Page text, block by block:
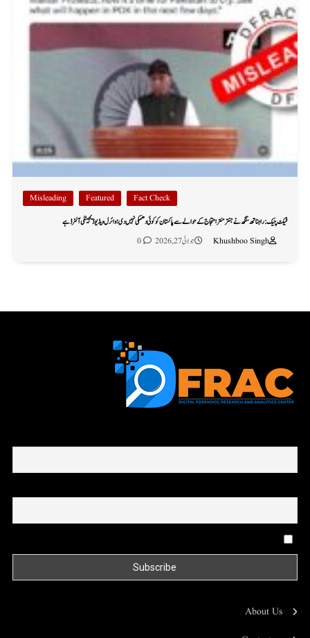
Fact Check
Featured
Misleading
فیکٹ چیک: راجناتھ سنگھ نے جنتر منتر احتجاج کے حوالے سے پاکستان کو کوئی دھمکی نہیں دی؛ وائرل ویڈیو ڈیجیٹلی آلٹرڈ ہے
Khushboo Singh
جولائی 27, 2026 0
About Us